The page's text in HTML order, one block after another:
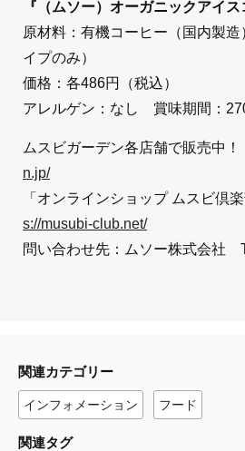
『（ムソー）オーガニックアイス
原材料：有機コーヒー（国内製
イプのみ）
価格：各486円（税込）
アレルゲン：なし 賞味期間：
ムスビガーデン各店舗で販売中！
n.jp/
「オンラインショップ ムスビ倶
s://musubi-club.net/
問い合わせ先：ムソー株式会社
関連カテゴリー
インフォメーション フード
関連タグ